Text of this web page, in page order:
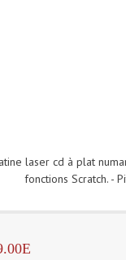
laser cd à plat
fonctions Scratch. -